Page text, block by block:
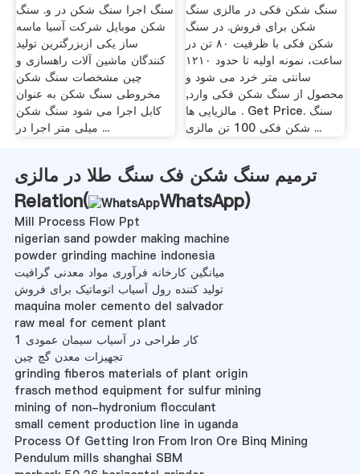
سنگ اجرا سنگ شکن در و. سنگ
شکن موبایل شرکت آسیا ماسه
ساز یکی ازبزرگترین تولید
کنندگان ماشین آلات راهسازی و
چین مشخصات سنگ شکن
مخروطی سنگ شکن به عنوان
کابل اجرا می شود سنگ شکن
میلی متر اجرا در ...
سنگ شکن فکی در مالزی سنگ
شکن برای فروش. در سنگ
شکن فکی با ظرفیت ۸۰ تن در
ساعت، نمونه اولیه تا حدود ۱۲۱۰
سانتی متر خرد می شود و
محصول از سنگ شکن فکی وارد,
مالزیایی ها . Get Price. سنگ
شکن فکی 100 تن مالزی ...
ترمیم سنگ شکن فک سنگ طلا در مالزی
Relation(
WhatsApp)
Mill Process Flow Ppt
nigerian sand powder making machine
powder grinding machine indonesia
میانگین کارخانه فرآوری مواد معدنی گرافیت
تولید کننده رول آسیاب اتوماتیک برای فروش
maquina moler cemento del salvador
raw meal for cement plant
کار طراحی در آسیاب سیمان عمودی 1
تجهیزات معدن گچ چین
grinding fiberos materials of plant origin
frasch method equipment for sulfur mining
mining of non-hydronium flocculant
small cement production line in uganda
Process Of Getting Iron From Iron Ore Binq Mining
Pendulum mills shanghai SBM